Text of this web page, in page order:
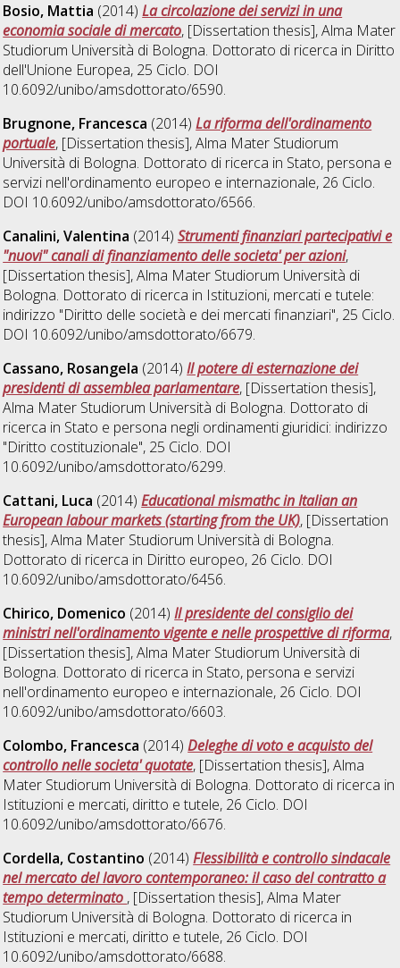
Bosio, Mattia (2014)La circolazione dei servizi in una
economia sociale di mercato, [Dissertation thesis], Alma Mater
Studiorum Università di Bologna. Dottorato di ricerca in Diritto
dell'Unione Europea, 25 Ciclo. DOI
10.6092/unibo/amsdottorato/6590.
Brugnone, Francesca (2014)La riforma dell'ordinamento
portuale, [Dissertation thesis], Alma Mater Studiorum
Università di Bologna. Dottorato di ricerca in Stato, persona e
servizi nell'ordinamento europeo e internazionale, 26 Ciclo.
DOI 10.6092/unibo/amsdottorato/6566.
Canalini, Valentina (2014)Strumenti finanziari partecipativi e
"nuovi" canali di finanziamento delle societa' per azioni,
[Dissertation thesis], Alma Mater Studiorum Università di
Bologna. Dottorato di ricerca in Istituzioni, mercati e tutele:
indirizzo "Diritto delle società e dei mercati finanziari", 25 Ciclo.
DOI 10.6092/unibo/amsdottorato/6679.
Cassano, Rosangela (2014)Il potere di esternazione dei
presidenti di assemblea parlamentare, [Dissertation thesis],
Alma Mater Studiorum Università di Bologna. Dottorato di
ricerca in Stato e persona negli ordinamenti giuridici: indirizzo
"Diritto costituzionale", 25 Ciclo. DOI
10.6092/unibo/amsdottorato/6299.
Cattani, Luca (2014)Educational mismathc in Italian an
European labour markets (starting from the UK), [Dissertation
thesis], Alma Mater Studiorum Università di Bologna.
Dottorato di ricerca in Diritto europeo, 26 Ciclo. DOI
10.6092/unibo/amsdottorato/6456.
Chirico, Domenico (2014)Il presidente del consiglio dei
ministri nell'ordinamento vigente e nelle prospettive di riforma,
[Dissertation thesis], Alma Mater Studiorum Università di
Bologna. Dottorato di ricerca in Stato, persona e servizi
nell'ordinamento europeo e internazionale, 26 Ciclo. DOI
10.6092/unibo/amsdottorato/6603.
Colombo, Francesca (2014)Deleghe di voto e acquisto del
controllo nelle societa' quotate, [Dissertation thesis], Alma
Mater Studiorum Università di Bologna. Dottorato di ricerca in
Istituzioni e mercati, diritto e tutele, 26 Ciclo. DOI
10.6092/unibo/amsdottorato/6676.
Cordella, Costantino (2014)Flessibilità e controllo sindacale
nel mercato del lavoro contemporaneo: il caso del contratto a
tempo determinato , [Dissertation thesis], Alma Mater
Studiorum Università di Bologna. Dottorato di ricerca in
Istituzioni e mercati, diritto e tutele, 26 Ciclo. DOI
10.6092/unibo/amsdottorato/6688.